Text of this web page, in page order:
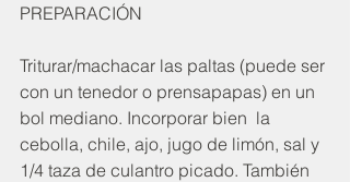
PREPARACIÓN
Triturar/machacar las paltas (puede ser
con un tenedor o prensapapas) en un
bol mediano. Incorporar bien  la
cebolla, chile, ajo, jugo de limón, sal y
1/4 taza de culantro picado. También